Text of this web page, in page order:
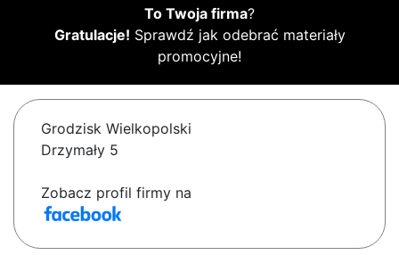
To Twoja firma?
Gratulacje! Sprawdź jak odebrać materiały
promocyjne!
Grodzisk Wielkopolski
Drzymały 5
Zobacz profil firmy na